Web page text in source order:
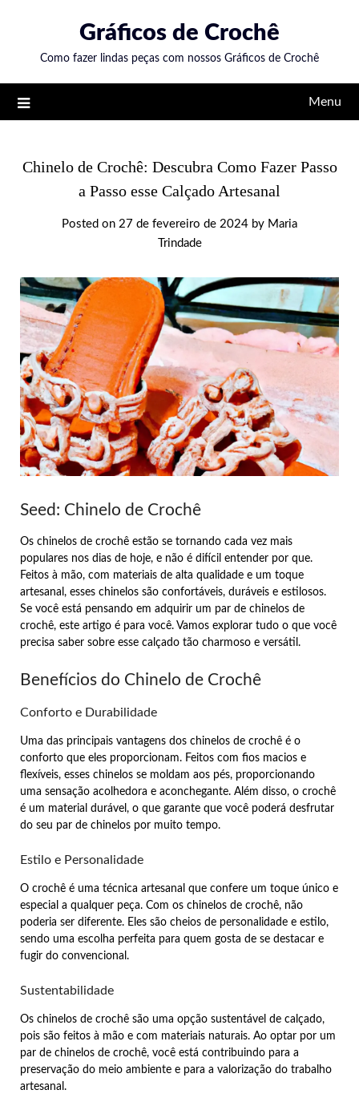
content
Gráficos de Crochê
Como fazer lindas peças com nossos Gráficos de Crochê
Menu
Chinelo de Crochê: Descubra Como Fazer Passo
a Passo esse Calçado Artesanal
Posted on 27 de fevereiro de 2024 by Maria
Trindade
Seed: Chinelo de Crochê
Os chinelos de crochê estão se tornando cada vez mais
populares nos dias de hoje, e não é difícil entender por que.
Feitos à mão, com materiais de alta qualidade e um toque
artesanal, esses chinelos são confortáveis, duráveis e estilosos.
Se você está pensando em adquirir um par de chinelos de
crochê, este artigo é para você. Vamos explorar tudo o que você
precisa saber sobre esse calçado tão charmoso e versátil.
Benefícios do Chinelo de Crochê
Conforto e Durabilidade
Uma das principais vantagens dos chinelos de crochê é o
conforto que eles proporcionam. Feitos com fios macios e
flexíveis, esses chinelos se moldam aos pés, proporcionando
uma sensação acolhedora e aconchegante. Além disso, o crochê
é um material durável, o que garante que você poderá desfrutar
do seu par de chinelos por muito tempo.
Estilo e Personalidade
O crochê é uma técnica artesanal que confere um toque único e
especial a qualquer peça. Com os chinelos de crochê, não
poderia ser diferente. Eles são cheios de personalidade e estilo,
sendo uma escolha perfeita para quem gosta de se destacar e
fugir do convencional.
Sustentabilidade
Os chinelos de crochê são uma opção sustentável de calçado,
pois são feitos à mão e com materiais naturais. Ao optar por um
par de chinelos de crochê, você está contribuindo para a
preservação do meio ambiente e para a valorização do trabalho
artesanal.